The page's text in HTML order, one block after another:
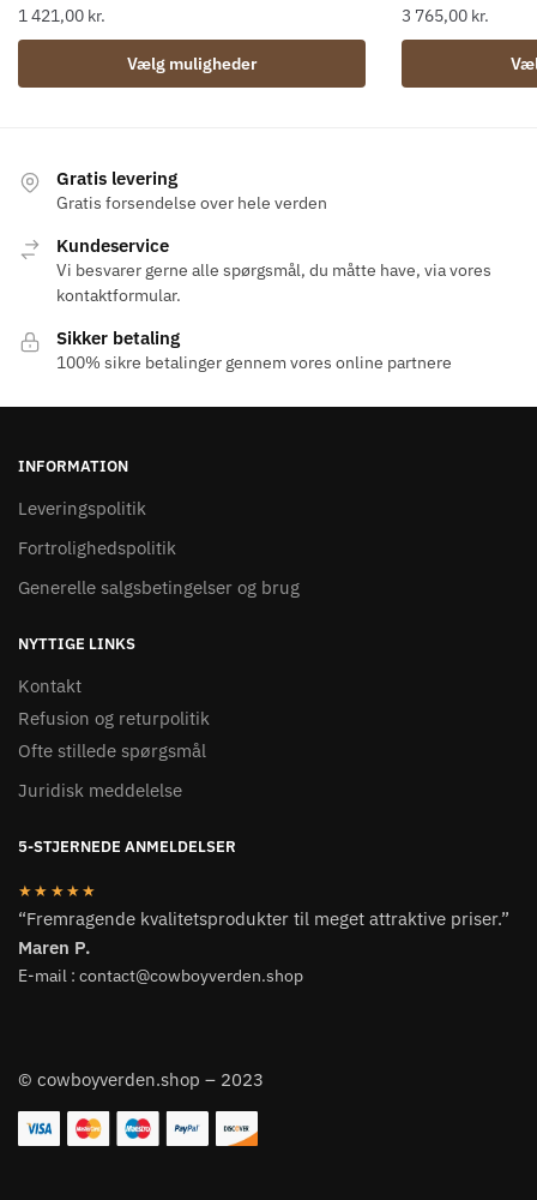
1 421,00 kr.
Vælg muligheder
vare
varianter.
Mulighederne
vælges
3 765,00 kr.
vare
Gratis levering
Gratis forsendelse over hele verden
Kundeservice
Vi besvarer gerne alle spørgsmål, du måtte have, via vores
kontaktformular.
Sikker betaling
100% sikre betalinger gennem vores online partnere
INFORMATION
Leveringspolitik
Fortrolighedspolitik
Generelle salgsbetingelser og brug
NYTTIGE LINKS
Kontakt
Refusion og returpolitik
Ofte stillede spørgsmål
Juridisk meddelelse
5-STJERNEDE ANMELDELSER
★★★★★
“Fremragende kvalitetsprodukter til meget attraktive priser.”
Maren P.
E-mail : contact@cowboyverden.shop
© cowboyverden.shop – 2023